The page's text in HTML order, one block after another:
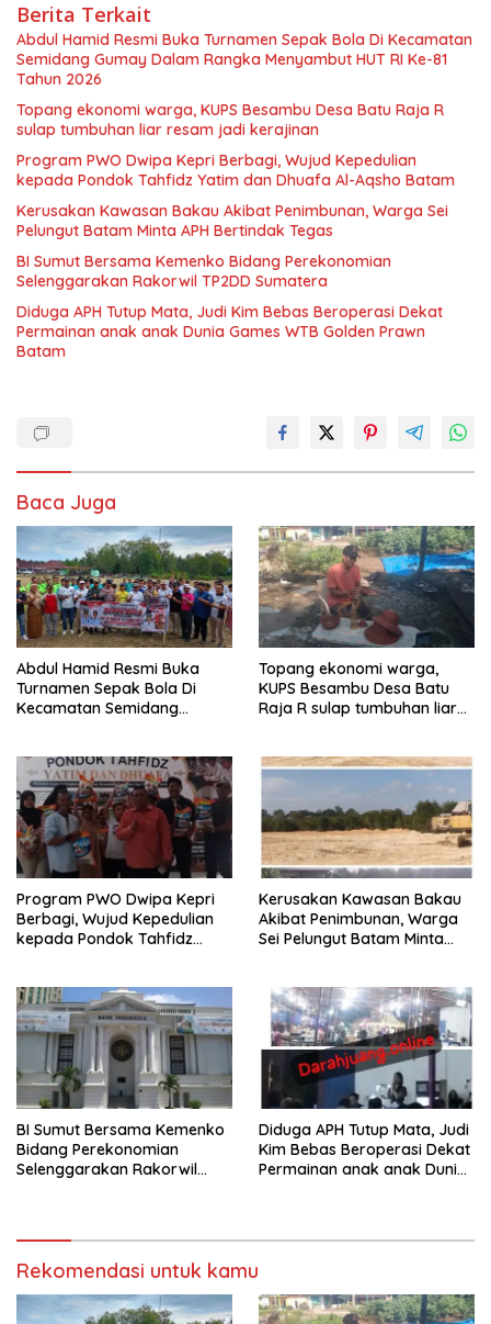
Berita Terkait
Abdul Hamid Resmi Buka Turnamen Sepak Bola Di Kecamatan
Semidang Gumay Dalam Rangka Menyambut HUT RI Ke-81
Tahun 2026
Topang ekonomi warga, KUPS Besambu Desa Batu Raja R
sulap tumbuhan liar resam jadi kerajinan
Program PWO Dwipa Kepri Berbagi, Wujud Kepedulian
kepada Pondok Tahfidz Yatim dan Dhuafa Al-Aqsho Batam
Kerusakan Kawasan Bakau Akibat Penimbunan, Warga Sei
Pelungut Batam Minta APH Bertindak Tegas
BI Sumut Bersama Kemenko Bidang Perekonomian
Selenggarakan Rakorwil TP2DD Sumatera
Diduga APH Tutup Mata, Judi Kim Bebas Beroperasi Dekat
Permainan anak anak Dunia Games WTB Golden Prawn
Batam
Baca Juga
Abdul Hamid Resmi Buka
Turnamen Sepak Bola Di
Kecamatan Semidang
Tahun 2026
Topang ekonomi warga,
KUPS Besambu Desa Batu
Raja R sulap tumbuhan liar
Program PWO Dwipa Kepri
Berbagi, Wujud Kepedulian
kepada Pondok Tahfidz
Kerusakan Kawasan Bakau
Akibat Penimbunan, Warga
Sei Pelungut Batam Minta
BI Sumut Bersama Kemenko
Bidang Perekonomian
Selenggarakan Rakorwil
Diduga APH Tutup Mata, Judi
Kim Bebas Beroperasi Dekat
Permainan anak anak Dunia
Rekomendasi untuk kamu